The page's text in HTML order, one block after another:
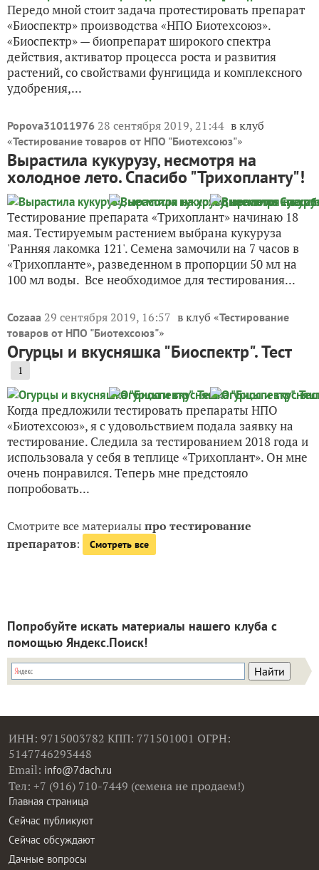
Передо мной стоит задача протестировать препарат
«Биоспектр» производства «НПО Биотехсоюз».
«Биоспектр» — биопрепарат широкого спектра
действия, активатор процесса роста и развития
растений, со свойствами фунгицида и комплексного
удобрения,...
Popova31011976 28 сентября 2019, 21:44 в клуб
«Тестирование товаров от НПО "Биотехсоюз"»
Вырастила кукурузу, несмотря на
холодное лето. Спасибо "Трихопланту"!
Тестирование препарата «Трихоплант» начинаю 18
мая. Тестируемым растением выбрана кукуруза
'Ранняя лакомка 121'. Семена замочили на 7 часов в
«Трихопланте», разведенном в пропорции 50 мл на
100 мл воды. Все необходимое для тестирования...
Cozaaa 29 сентября 2019, 16:57 в клуб «Тестирование
товаров от НПО "Биотехсоюз"»
Огурцы и вкусняшка "Биоспектр". Тест
1
Когда предложили тестировать препараты НПО
«Биотехсоюз», я с удовольствием подала заявку на
тестирование. Следила за тестированием 2018 года и
использовала у себя в теплице «Трихоплант». Он мне
очень понравился. Теперь мне предстояло
попробовать...
Смотрите все материалыпро тестирование
препаратов: Смотреть все
Попробуйте искать материалы нашего клуба с
помощью Яндекс.Поиск!
ИНН: 9715003782 КПП: 771501001 ОГРН:
5147746293448
Email: info@7dach.ru
Тел: +7 (916) 710-7449 (семена не продаем!)
Главная страница
Сейчас публикуют
Сейчас обсуждают
Дачные вопросы